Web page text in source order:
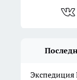
Экспедиция